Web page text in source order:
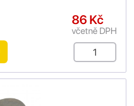
86 Kč
včetně DPH